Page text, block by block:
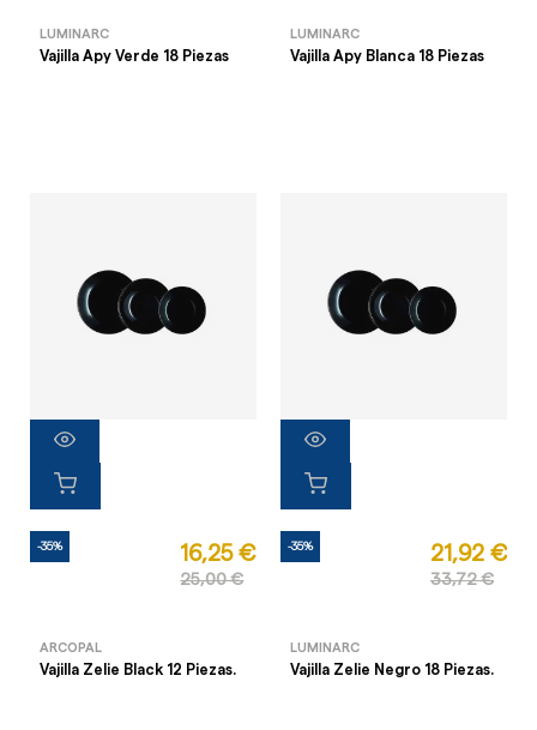
LUMINARC
Vajilla Apy Verde 18 Piezas
LUMINARC
Vajilla Apy Blanca 18 Piezas
-35% 16,25 €
25,00 €
ARCOPAL
Vajilla Zelie Black 12 Piezas.
-35% 21,92 €
33,72 €
LUMINARC
Vajilla Zelie Negro 18 Piezas.